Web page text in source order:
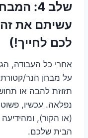
שלב 4:
עשיתם את זה
לכם לחייך!)
אחרי כל העבודה,
על מבחן הנר/
תזוזת להבה או
נפלאה. עכשיו,
(או הקור),
הבית שלכם.